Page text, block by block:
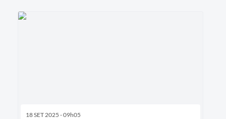
18 SET 2025 - 09h05